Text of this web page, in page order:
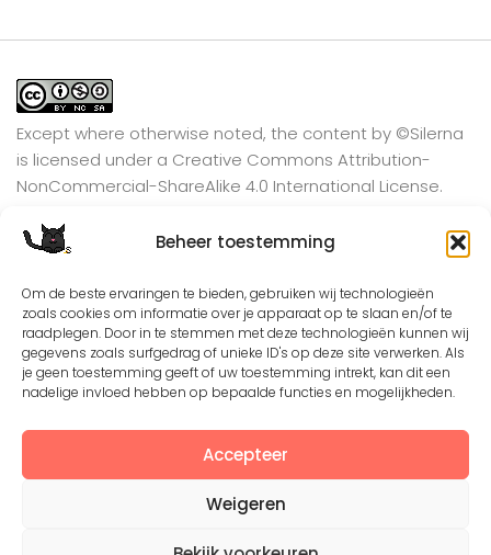
Beheer toestemming
Om de beste ervaringen te bieden, gebruiken wij technologieën
zoals cookies om informatie over je apparaat op te slaan en/of te
raadplegen. Door in te stemmen met deze technologieën kunnen wij
gegevens zoals surfgedrag of unieke ID's op deze site verwerken. Als
je geen toestemming geeft of uw toestemming intrekt, kan dit een
nadelige invloed hebben op bepaalde functies en mogelijkheden.
Accepteer
Weigeren
Except where otherwise noted, the content by ©Silerna
is licensed under a Creative Commons Attribution-
NonCommercial-ShareAlike 4.0 International License.
©2008 - 2026. All Rights Reserved. Protected by